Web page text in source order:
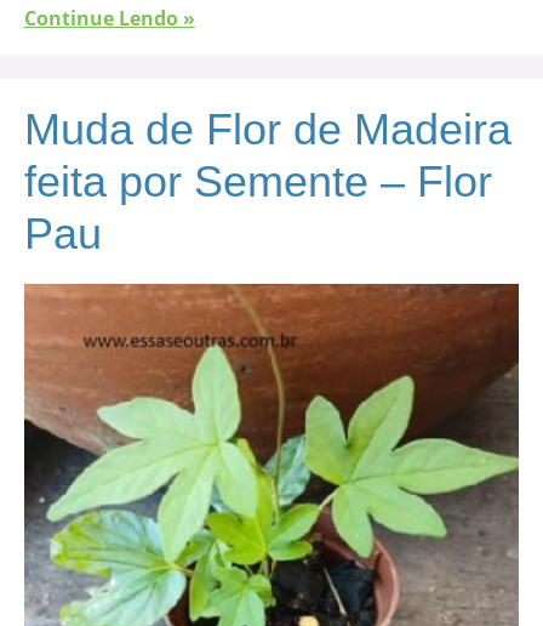
Continue Lendo »
Muda de Flor de Madeira
feita por Semente – Flor
Pau